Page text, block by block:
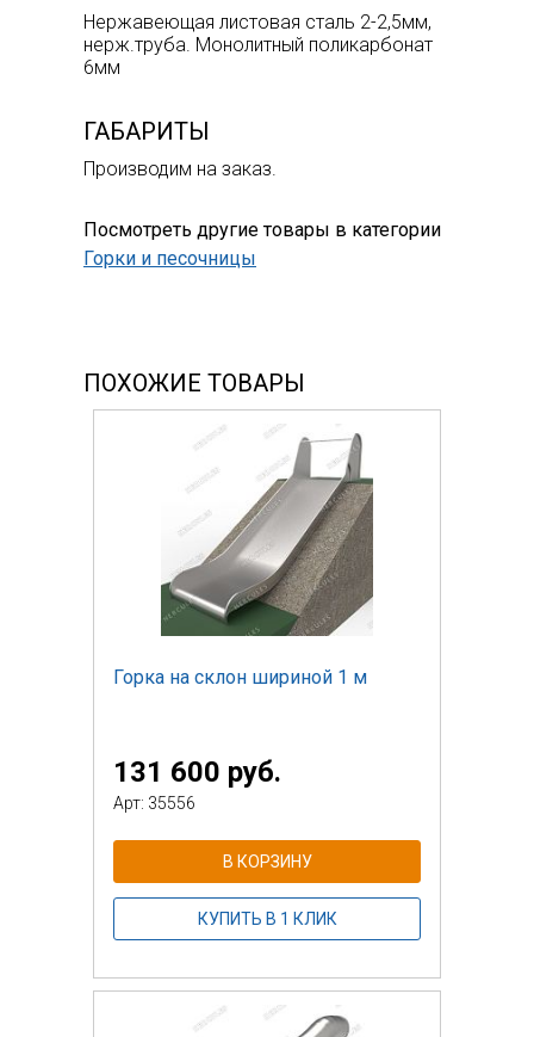
Нержавеющая листовая сталь 2-2,5мм,
нерж.труба. Монолитный поликарбонат
6мм
ГАБАРИТЫ
Производим на заказ.
Посмотреть другие товары в категории
Горки и песочницы
ПОХОЖИЕ ТОВАРЫ
Горка на склон шириной 1 м
131 600 руб.
Арт: 35556
В КОРЗИНУ
КУПИТЬ В 1 КЛИК